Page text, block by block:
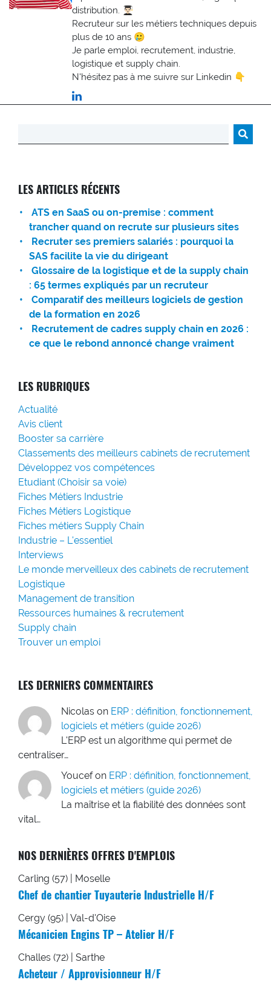
distribution. 👨🏻‍🎓
Recruteur sur les métiers techniques depuis
plus de 10 ans 🥲
Je parle emploi, recrutement, industrie,
logistique et supply chain.
N'hésitez pas à me suivre sur Linkedin 👇
LES ARTICLES RÉCENTS
ATS en SaaS ou on-premise : comment
trancher quand on recrute sur plusieurs sites
Recruter ses premiers salariés : pourquoi la
SAS facilite la vie du dirigeant
Glossaire de la logistique et de la supply chain
: 65 termes expliqués par un recruteur
Comparatif des meilleurs logiciels de gestion
de la formation en 2026
Recrutement de cadres supply chain en 2026 :
ce que le rebond annoncé change vraiment
LES RUBRIQUES
Actualité
Avis client
Booster sa carrière
Classements des meilleurs cabinets de recrutement
Développez vos compétences
Etudiant (Choisir sa voie)
Fiches Métiers Industrie
Fiches Métiers Logistique
Fiches métiers Supply Chain
Industrie – L'essentiel
Interviews
Le monde merveilleux des cabinets de recrutement
Logistique
Management de transition
Ressources humaines & recrutement
Supply chain
Trouver un emploi
LES DERNIERS COMMENTAIRES
Nicolas on ERP : définition, fonctionnement,
logiciels et métiers (guide 2026)
L'ERP est un algorithme qui permet de
centraliser…
Youcef on ERP : définition, fonctionnement,
logiciels et métiers (guide 2026)
La maîtrise et la fiabilité des données sont
vital…
NOS DERNIÈRES OFFRES D'EMPLOIS
Carling (57) | Moselle
Chef de chantier Tuyauterie Industrielle H/F
Cergy (95) | Val-d'Oise
Mécanicien Engins TP – Atelier H/F
Challes (72) | Sarthe
Acheteur / Approvisionneur H/F